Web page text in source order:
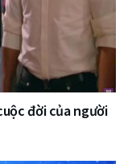
đời của người